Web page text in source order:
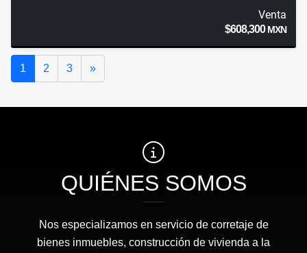
Venta
$608,300MXN
1 2 3 »Siguiente
QUIÉNES SOMOS
Nos especializamos en servicio de corretaje de
bienes inmuebles, construcción de vivienda a la